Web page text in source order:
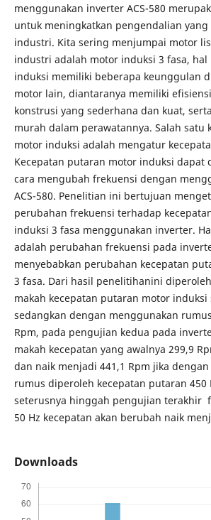
menggunakan inverter ACS-580
untuk meningkatkan pengendalian yang
industri. Kita sering menjumpai motor
industri adalah motor induksi 3 fasa,
induksi memiliki beberapa keunggulan
motor lain, diantaranya memiliki
konstrusi yang sederhana dan kuat,
murah dalam perawatannya. Salah satu
motor induksi adalah mengatur
Kecepatan putaran motor induksi dapat
cara mengubah frekuensi dengan
ACS-580. Penelitian ini bertujuan
perubahan frekuensi terhadap
induksi 3 fasa menggunakan inverter.
adalah perubahan frekuensi pada
menyebabkan perubahan kecepatan
3 fasa. Dari hasil penelitihanini
makah kecepatan putaran motor induksi
sedangkan dengan menggunakan
Rpm, pada pengujian kedua pada
makah kecepatan yang awalnya 299,9
dan naik menjadi 441,1 Rpm jika
rumus diperoleh kecepatan putaran 450
seterusnya hinggah pengujian terakhir
50 Hz kecepatan akan berubah naik
Downloads